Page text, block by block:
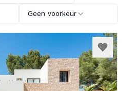
Geen voorkeur